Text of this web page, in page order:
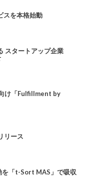
スを本格始動
スタートアップ企業
け「Fulfillment by
リース
を「t-Sort MAS」で吸収